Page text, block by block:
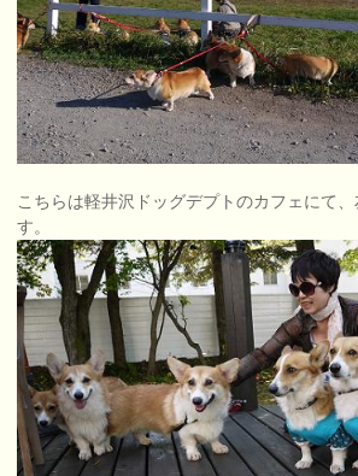
こちらは軽井沢ドッグデプトのカフェにて
す。